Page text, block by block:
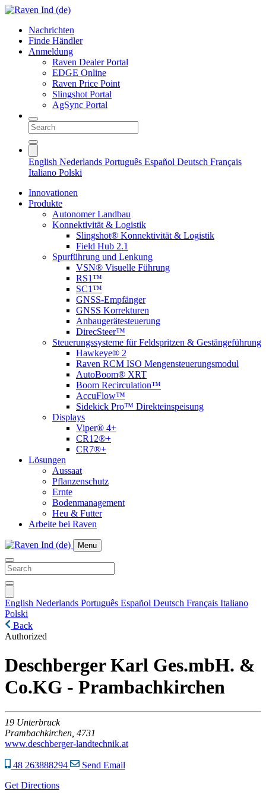
Nachrichten
Finde Händler
Anmeldung
Raven Dealer Portal
EDGE Online
Raven Price Point
Slingshot Portal
AgSync Portal
English Nederlands Português Español Deutsch Français
Italiano Polski
Innovationen
Produkte
Autonomer Landbau
Konnektivität & Logistik
Slingshot® Konnektivität & Logistik
Field Hub 2.1
Spurführung und Lenkung
VSN® Visuelle Führung
RS1™
SC1™
GNSS-Empfänger
GNSS Korrekturen
Anbaugerätesteuerung
DirecSteer™
Steuerungssysteme für Feldspritzen & Gestängeführung
Hawkeye® 2
Raven RCM ISO Mengensteuerungsmodul
AutoBoom® XRT
Boom Recirculation™
AccuFlow™
Sidekick Pro™ Direkteinspeisung
Displays
Viper® 4+
CR12®+
CR7®+
Lösungen
Aussaat
Pflanzenschutz
Ernte
Bodenmanagement
Heu & Futter
Arbeite bei Raven
Menu
English Nederlands Português Español Deutsch Français Italiano
Polski
Back
Authorized
Deschberger Karl Ges.mbH. &
Co.KG - Prambachkirchen
19 Unterbruck
Prambachkirchen, 4731
www.deschberger-landtechnik.at
48 263888294
Send Email
Get Directions